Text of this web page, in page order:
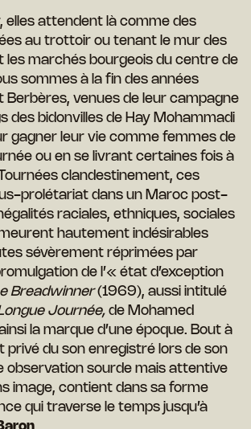
elles attendent là comme des
au trottoir ou tenant le mur des
les marchés bourgeois du centre de
sommes à la fin des années
Berbères, venues de leur campagne
des bidonvilles de Hay Mohammadi
gagner leur vie comme femmes de
ou en se livrant certaines fois à
clandestinement, ces
prolétariat dans un Maroc post-
raciales, ethniques, sociales
hautement indésirables
sévèrement réprimées par
de l’« état d’exception
Breadwinner(1969), aussi intitulé
Journée, de Mohamed
la marque d’une époque. Bout à
privé du son enregistré lors de son
observation sourde mais attentive
image, contient dans sa forme
qui traverse le temps jusqu’à